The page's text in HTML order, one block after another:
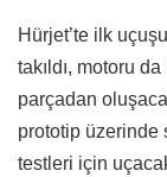
Hürjet’te ilk
takıldı, motoru
parçadan
prototip üzerinde
testleri için